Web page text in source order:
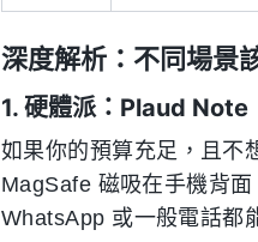
深度解析：不同場景
1. 硬體派：Plaud Note
如果你的預算充足，且不
MagSafe 磁吸在手機背
WhatsApp 或一般電話都